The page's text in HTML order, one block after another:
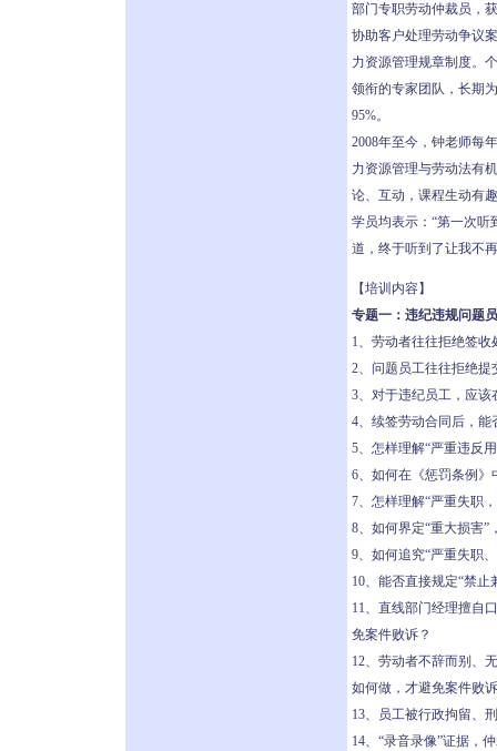
部门专职劳动仲裁员，
协助客户处理劳动争议
力资源管理规章制度。
领衔的专家团队，长期
95%。
2008年至今，钟老师每
力资源管理与劳动法有
论、互动，课程生动有
学员均表示：“第一次
道，终于听到了让我不
【培训内容】
专题一：违纪违规问题
1、劳动者往往拒绝签
2、问题员工往往拒绝
3、对于违纪员工，应该
4、续签劳动合同后，
5、怎样理解“严重违反
6、如何在《惩罚条例》
7、怎样理解“严重失职
8、如何界定“重大损害”
9、如何追究“严重失职
10、能否直接规定“禁
11、直线部门经理擅自
免案件败诉？
12、劳动者不辞而别、
如何做，才避免案件败
13、员工被行政拘留、
14、“录音录像”证据，